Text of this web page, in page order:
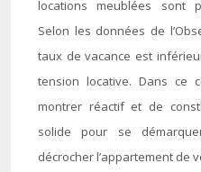
locations meublées sont
Selon les données de
taux de vacance est
tension locative. Dans ce
montrer réactif et de
solide pour se
décrocher l’appartement de